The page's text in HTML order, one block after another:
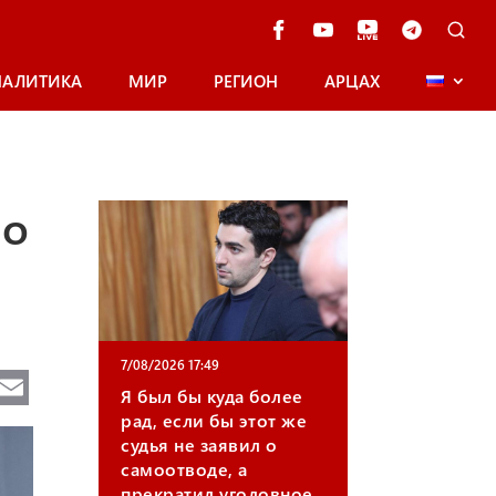
МИР РЕГИОН АРЦАХ
Te
m
7/08/2026 17:49
Я был бы куда более
рад, если бы этот же
судья не заявил о
самоотводе, а